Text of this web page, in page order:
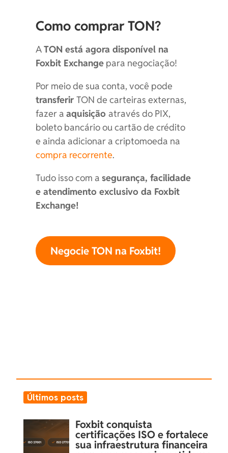
Como comprar TON?
ATON está agora disponível na
Foxbit Exchange para negociação!
Por meio de sua conta, você pode
transferirTON de carteiras externas,
fazer aaquisiçãoatravés do PIX,
boleto bancário ou cartão de crédito
e ainda adicionar a criptomoeda na
compra recorrente.
Tudo isso com asegurança, facilidade
e atendimento exclusivo da Foxbit
Exchange!
Negocie TON na Foxbit!
Últimos posts
Foxbit conquista
certificações ISO e fortalece
sua infraestrutura financeira